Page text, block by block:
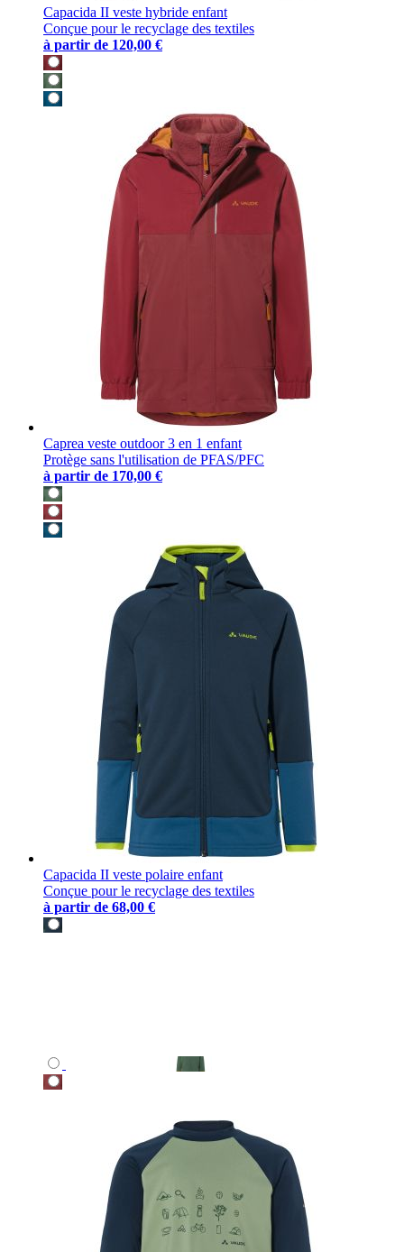
Capacida II veste hybride enfant
Conçue pour le recyclage des textiles
à partir de 120,00 €
Caprea veste outdoor 3 en 1 enfant
Protège sans l'utilisation de PFAS/PFC
à partir de 170,00 €
Capacida II veste polaire enfant
Conçue pour le recyclage des textiles
à partir de 68,00 €